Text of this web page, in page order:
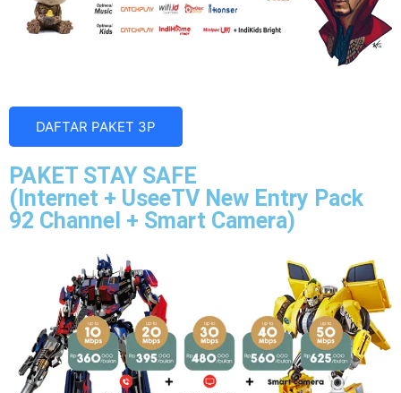
DAFTAR PAKET 3P
PAKET STAY SAFE
(Internet + UseeTV New Entry Pack
92 Channel + Smart Camera)